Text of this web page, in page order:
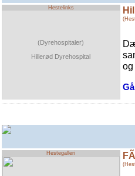
Hestelinks
(Dyrehospitaler)
Hillerød Dyrehospital
Hestegalleri